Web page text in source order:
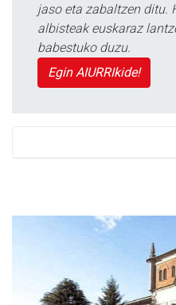
jaso eta zabaltzen ditu.
albisteak euskaraz
babestuko duzu.
Egin AIURRIkide!